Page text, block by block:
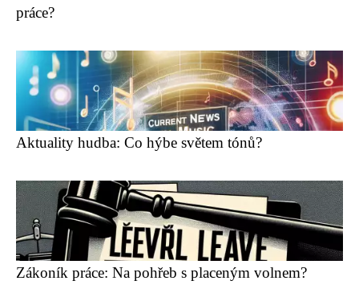
práce?
Aktuality hudba: Co hýbe světem tónů?
Zákoník práce: Na pohřeb s placeným volnem?